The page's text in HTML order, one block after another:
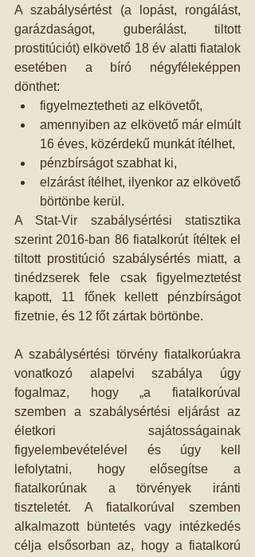
A szabálysértést (a lopást, rongálást,
garázdaságot, guberálást, tiltott
prostitúciót) elkövető 18 év alatti fiatalok
esetében a bíró négyféleképpen
dönthet:
figyelmeztetheti az elkövetőt,
amennyiben az elkövető már elmúlt
pénzbírságot szabhat ki,
elzárást ítélhet, ilyenkor az elkövető
börtönbe kerül.
A Stat-Vir szabálysértési statisztika
szerint 2016-ban 86 fiatalkorút ítéltek el
tiltott prostitúció szabálysértés miatt, a
tinédzserek fele csak figyelmeztetést
kapott, 11 főnek kellett pénzbírságot
fizetnie, és 12 főt zártak börtönbe.
A szabálysértési törvény fiatalkorúakra
vonatkozó alapelvi szabálya úgy
fogalmaz, hogy „a fiatalkorúval
szemben a szabálysértési eljárást az
életkori sajátosságainak
figyelembevételével és úgy kell
lefolytatni, hogy elősegítse a
fiatalkorúnak a törvények iránti
tiszteletét. A fiatalkorúval szemben
alkalmazott büntetés vagy intézkedés
célja elsősorban az, hogy a fiatalkorú